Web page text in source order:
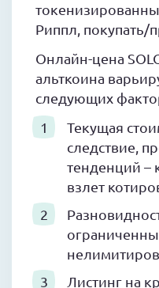
Риппл, покупать/
Онлайн-цена
альткоина
следующих
Текущая
следствие,
тенденций –
взлет
Листинг на